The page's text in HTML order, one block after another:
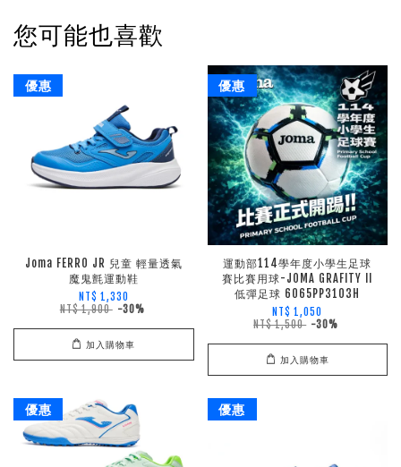
您可能也喜歡
優惠
Joma FERRO JR 兒童 輕量透氣
魔鬼氈運動鞋
NT$ 1,330
NT$ 1,900 -30%
加入購物車
優惠
運動部114學年度小學生足球
賽比賽用球-JOMA GRAFITY II
低彈足球 6065PP3103H
NT$ 1,050
NT$ 1,500 -30%
加入購物車
優惠 優惠